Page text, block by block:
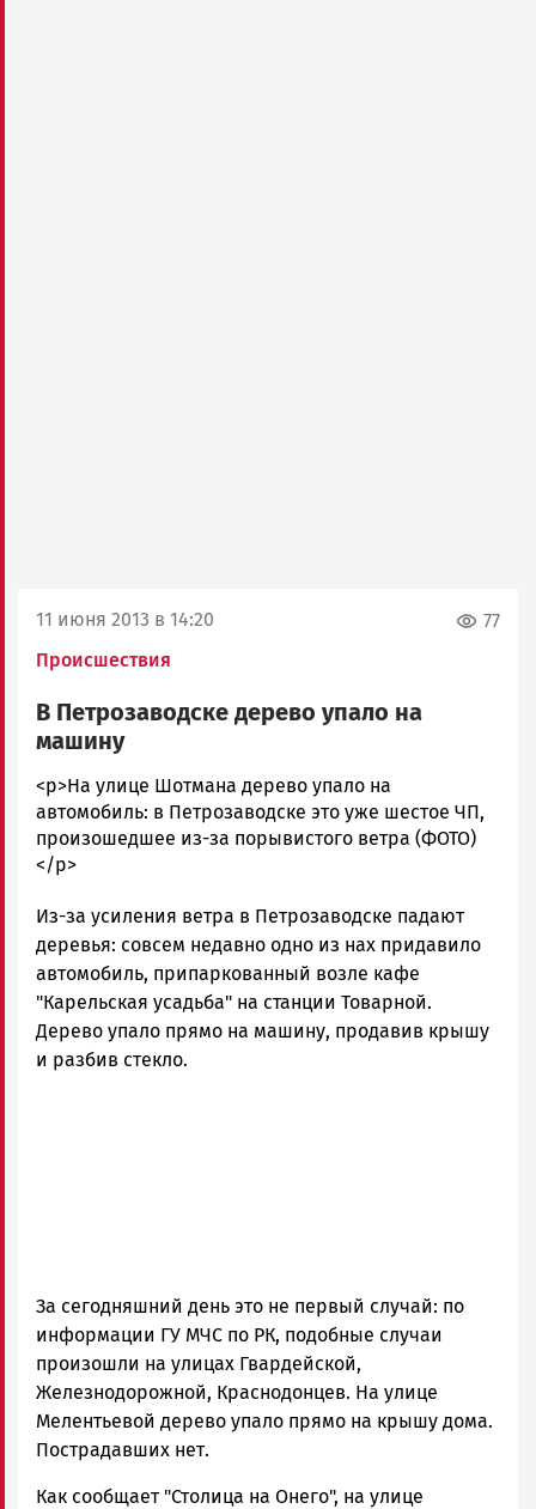
11 июня 2013 в 14:20
Происшествия
77
В Петрозаводске дерево упало на
машину
admintimur
Новости
Петрозаводска
и
|
Петрозаводск
ГОВОРИТ
<p>На улице Шотмана дерево упало на
автомобиль: в Петрозаводске это уже шестое ЧП,
произошедшее из-за порывистого ветра (ФОТО)
</p>
Из-за усиления ветра в Петрозаводске падают
деревья: совсем недавно одно из нах придавило
автомобиль, припаркованный возле кафе
"Карельская усадьба" на станции Товарной.
Дерево упало прямо на машину, продавив крышу
и разбив стекло.
За сегодняшний день это не первый случай: по
информации ГУ МЧС по РК, подобные случаи
произошли на улицах Гвардейской,
Железнодорожной, Краснодонцев. На улице
Мелентьевой дерево упало прямо на крышу дома.
Пострадавших нет.
Как сообщает "Столица на Онего", на улице